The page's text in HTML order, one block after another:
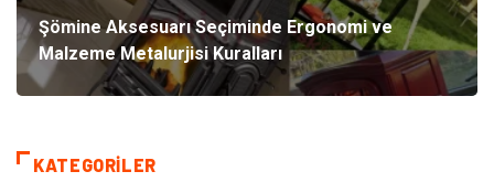
Şömine Aksesuarı Seçiminde Ergonomi ve
Malzeme Metalurjisi Kuralları
KATEGORILER